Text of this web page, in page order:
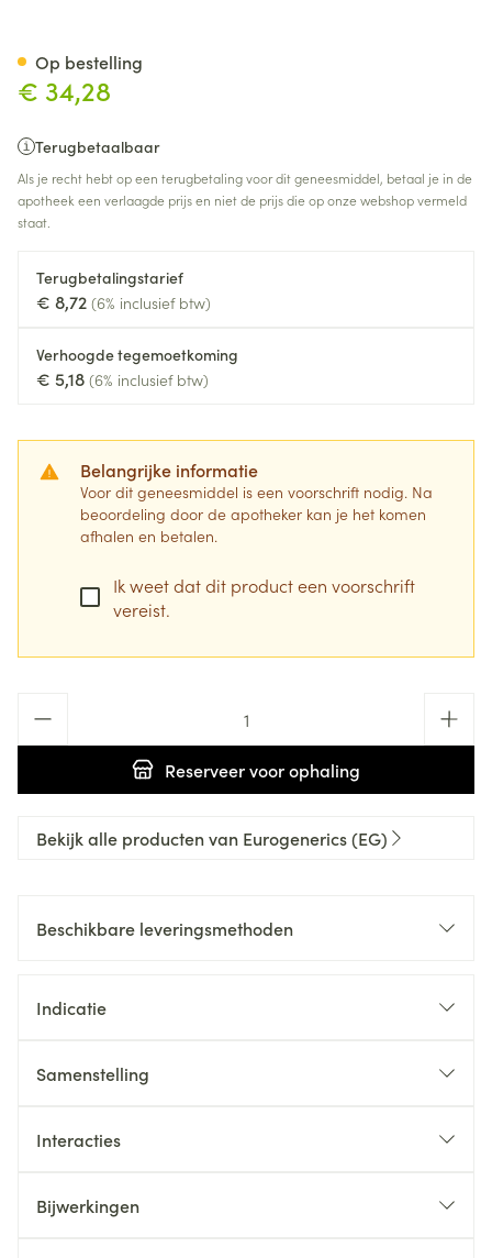
€ 34,28
Terugbetaalbaar
Als je recht hebt op een terugbetaling voor dit geneesmiddel, betaal je in de
apotheek een verlaagde prijs en niet de prijs die op onze webshop vermeld
staat.
Terugbetalingstarief
€ 8,72 (6% inclusief btw)
Verhoogde tegemoetkoming
€ 5,18 (6% inclusief btw)
Belangrijke informatie
Voor dit geneesmiddel is een voorschrift nodig. Na
beoordeling door de apotheker kan je het komen
afhalen en betalen.
Ik weet dat dit product een voorschrift
vereist.
Reserveervoor ophaling
Op bestelling
Bekijk alle producten van Eurogenerics (EG)
Beschikbare leveringsmethoden
Indicatie
Samenstelling
Interacties
Bijwerkingen